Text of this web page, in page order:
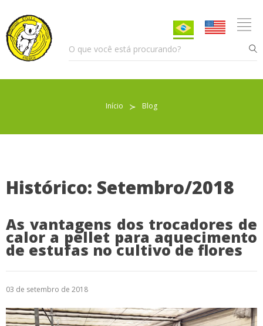
Início ≻ Blog
Histórico: Setembro/2018
As vantagens dos trocadores de
calor a pellet para aquecimento
de estufas no cultivo de flores
03 de setembro de 2018
Sobre nós
Indicações de uso
Atendimento